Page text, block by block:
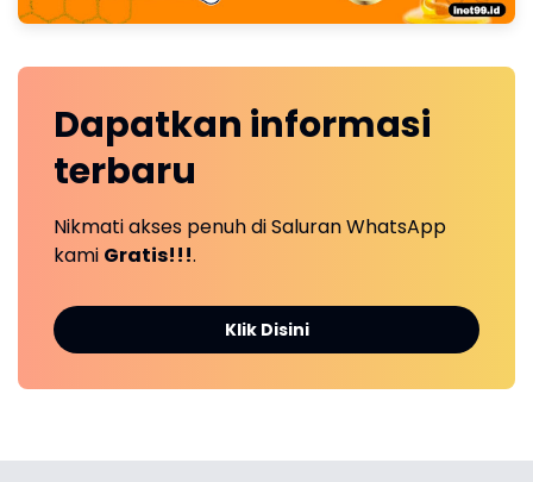
Dapatkan informasi
terbaru
Nikmati akses penuh di Saluran WhatsApp
kami Gratis!!!.
Klik Disini